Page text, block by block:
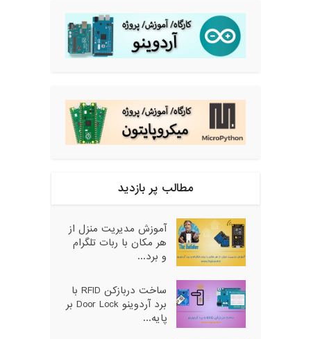
مطالب پر بازدید
آموزش مدیریت منزل از
هر مکان با ربات تلگرام
و برد...
ساخت دربازکن RFID با
برد آردوینو Door Lock بر
پایه...